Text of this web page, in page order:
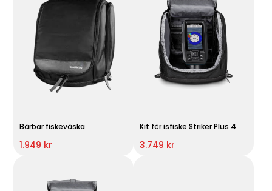
Bärbar fiskeväska
1.949 kr
Kit för isfiske Striker Plus 4
3.749 kr